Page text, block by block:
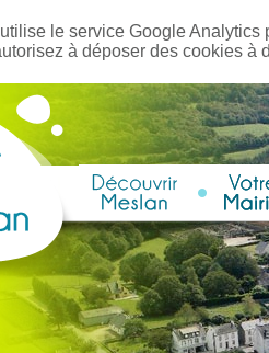
le service Google
à déposer des cookies